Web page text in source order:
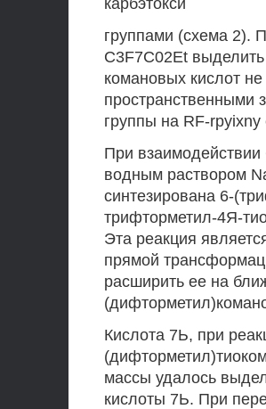
карбэтокси
группами (схема 2).
C3F7C02Et
комановых кислот
пространственными
группы на RF-
При
водным раствором
синтезирована 6-
трифторметил-4Я-
Эта реакция
прямой
расширить ее на
Кислота 7Ь, при
массы удалось
кислоты 7Ь. При